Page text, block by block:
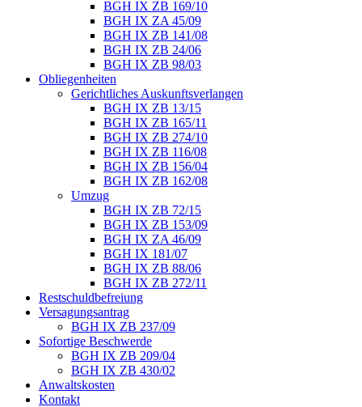
BGH IX ZB 169/10
BGH IX ZA 45/09
BGH IX ZB 141/08
BGH IX ZB 24/06
BGH IX ZB 98/03
Obliegenheiten
Gerichtliches Auskunftsverlangen
BGH IX ZB 13/15
BGH IX ZB 165/11
BGH IX ZB 274/10
BGH IX ZB 116/08
BGH IX ZB 156/04
BGH IX ZB 162/08
Umzug
BGH IX ZB 72/15
BGH IX ZB 153/09
BGH IX ZA 46/09
BGH IX 181/07
BGH IX ZB 88/06
BGH IX ZB 272/11
Restschuldbefreiung
Versagungsantrag
BGH IX ZB 237/09
Sofortige Beschwerde
BGH IX ZB 209/04
BGH IX ZB 430/02
Anwaltskosten
Kontakt